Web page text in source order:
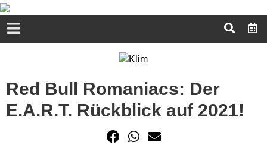
Red Bull Romaniacs: Der
E.A.R.T. Rückblick auf 2021!